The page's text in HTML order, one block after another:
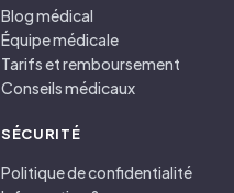
Blog médical
Équipe médicale
Tarifs et remboursement
Conseils médicaux
SÉCURITÉ
Politique de confidentialité